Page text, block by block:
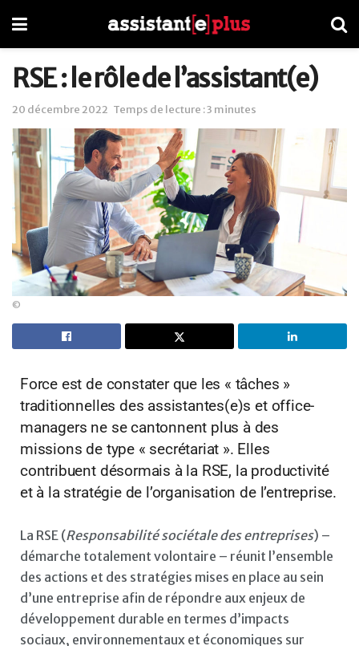
RSE : le rôle de l’assistant(e)
20 décembre 2022 Temps de lecture : 3 minutes
©
Force est de constater que les « tâches »
traditionnelles des assistantes(e)s et office-
managers ne se cantonnent plus à des
missions de type « secrétariat ». Elles
contribuent désormais à la RSE, la productivité
et à la stratégie de l’organisation de l’entreprise.
La RSE (Responsabilité sociétale des entreprises) –
démarche totalement volontaire – réunit l’ensemble
des actions et des stratégies mises en place au sein
d’une entreprise afin de répondre aux enjeux de
développement durable en termes d’impacts
sociaux, environnementaux et économiques sur